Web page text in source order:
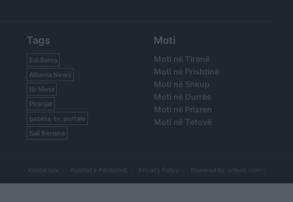
Tags
Edi Rama
Albania News
Ilir Meta
Piranjat
gazeta, tv, portale
Sali Berisha
Moti
Moti në Tiranë
Moti në Prishtinë
Moti në Shkup
Moti në Durrës
Moti në Prizren
Moti në Tetovë
Kontaktoni Kushtet e Përdorimit Privacy Policy Powered by: orihost.com